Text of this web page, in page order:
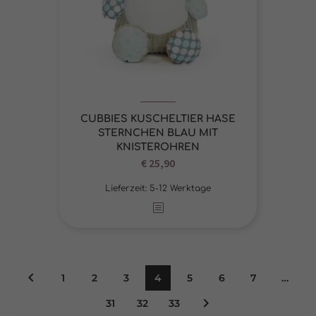
CUBBIES KUSCHELTIER HASE
STERNCHEN BLAU MIT
KNISTEROHREN
€ 25,90
Lieferzeit: 5-12 Werktage
1 2 3 4 5 6 7
…
31
32 33